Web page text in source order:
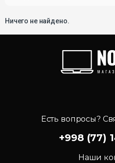
Ничего не найдено.
Есть вопросы?
+998 (77)
Наши